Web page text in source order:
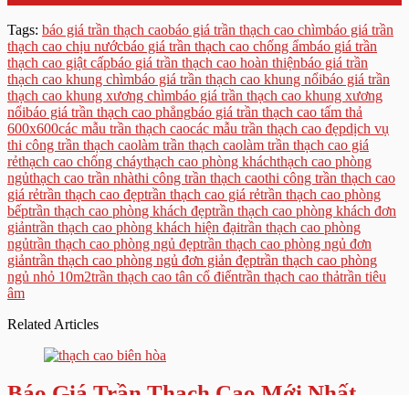
Tags: báo giá trần thạch caobáo giá trần thạch cao chìmbáo giá trần
thạch cao chịu nướcbáo giá trần thạch cao chống ẩmbáo giá trần
thạch cao giật cấpbáo giá trần thạch cao hoàn thiệnbáo giá trần
thạch cao khung chìmbáo giá trần thạch cao khung nổibáo giá trần
thạch cao khung xương chìmbáo giá trần thạch cao khung xương
nổibáo giá trần thạch cao phẳngbáo giá trần thạch cao tấm thả
600x600các mẫu trần thạch caocác mẫu trần thạch cao đẹpdịch vụ
thi công trần thạch caolàm trần thạch caolàm trần thạch cao giá
rẻthạch cao chống cháythạch cao phòng kháchthạch cao phòng
ngủthạch cao trần nhàthi công trần thạch caothi công trần thạch cao
giá rẻtrần thạch cao đẹptrần thạch cao giá rẻtrần thạch cao phòng
bếptrần thạch cao phòng khách đẹptrần thạch cao phòng khách đơn
giảntrần thạch cao phòng khách hiện đạitrần thạch cao phòng
ngủtrần thạch cao phòng ngủ đẹptrần thạch cao phòng ngủ đơn
giảntrần thạch cao phòng ngủ đơn giản đẹptrần thạch cao phòng
ngủ nhỏ 10m2trần thạch cao tân cổ điểntrần thạch cao thảtrần tiêu
âm
Related Articles